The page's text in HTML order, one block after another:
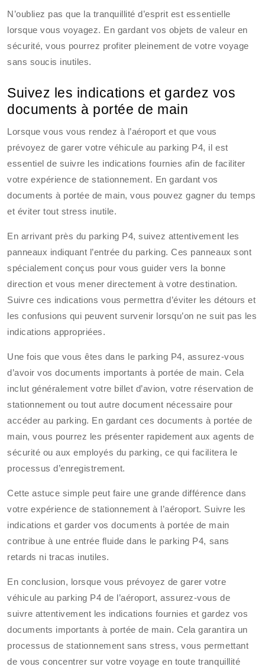
N’oubliez pas que la tranquillité d’esprit est essentielle
lorsque vous voyagez. En gardant vos objets de valeur en
sécurité, vous pourrez profiter pleinement de votre voyage
sans soucis inutiles.
Suivez les indications et gardez vos
documents à portée de main
Lorsque vous vous rendez à l’aéroport et que vous
prévoyez de garer votre véhicule au parking P4, il est
essentiel de suivre les indications fournies afin de faciliter
votre expérience de stationnement. En gardant vos
documents à portée de main, vous pouvez gagner du temps
et éviter tout stress inutile.
En arrivant près du parking P4, suivez attentivement les
panneaux indiquant l’entrée du parking. Ces panneaux sont
spécialement conçus pour vous guider vers la bonne
direction et vous mener directement à votre destination.
Suivre ces indications vous permettra d’éviter les détours et
les confusions qui peuvent survenir lorsqu’on ne suit pas les
indications appropriées.
Une fois que vous êtes dans le parking P4, assurez-vous
d’avoir vos documents importants à portée de main. Cela
inclut généralement votre billet d’avion, votre réservation de
stationnement ou tout autre document nécessaire pour
accéder au parking. En gardant ces documents à portée de
main, vous pourrez les présenter rapidement aux agents de
sécurité ou aux employés du parking, ce qui facilitera le
processus d’enregistrement.
Cette astuce simple peut faire une grande différence dans
votre expérience de stationnement à l’aéroport. Suivre les
indications et garder vos documents à portée de main
contribue à une entrée fluide dans le parking P4, sans
retards ni tracas inutiles.
En conclusion, lorsque vous prévoyez de garer votre
véhicule au parking P4 de l’aéroport, assurez-vous de
suivre attentivement les indications fournies et gardez vos
documents importants à portée de main. Cela garantira un
processus de stationnement sans stress, vous permettant
de vous concentrer sur votre voyage en toute tranquillité